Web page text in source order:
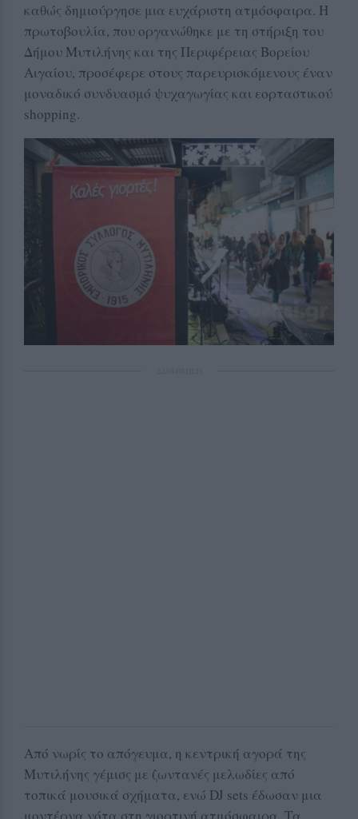
καθώς δημιούργησε μια ευχάριστη ατμόσφαιρα. Η
πρωτοβουλία, που οργανώθηκε με τη στήριξη του
Δήμου Μυτιλήνης και της Περιφέρειας Βορείου
Αιγαίου, προσέφερε στους παρευρισκόμενους έναν
μοναδικό συνδυασμό ψυχαγωγίας και εορταστικού
shopping.
Από νωρίς το απόγευμα, η κεντρική αγορά της
Μυτιλήνης γέμισς με ζωντανές μελωδίες από
τοπικά μουσικά σχήματα, ενώ DJ sets έδωσαν μια